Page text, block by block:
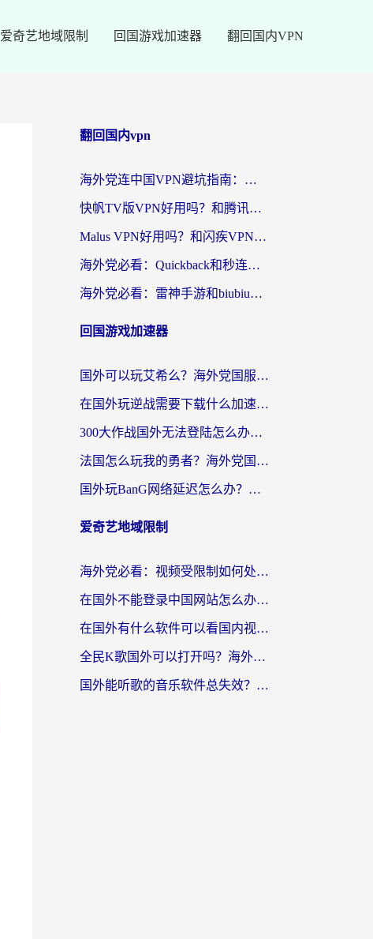
爱奇艺地域限制 回国游戏加速器 翻回国内VPN
翻回国内vpn
海外党连中国VPN避坑指南：如何选到真正能无缝刷国内资源的加速器？
快帆TV版VPN好用吗？和腾讯VPN对比哪个回国效果更好？海外党必看的真实体验指南
Malus VPN好用吗？和闪疾VPN对比哪个回国效果更好？海外华人的实用避坑指南
海外党必看：Quickback和秒连好用吗？3步选对回国加速器，无缝刷国内资源
海外党必看：雷神手游和biubiu好用吗？3招选对回国加速器无缝刷国内资源
回国游戏加速器
国外可以玩艾希么？海外党国服游戏畅玩终极指南（附加速器选择秘籍）
在国外玩逆战需要下载什么加速器呢？海外党亲测有效的国服游戏加速指南
300大作战国外无法登陆怎么办？海外玩家亲测有效的解决指南
法国怎么玩我的勇者？海外党国服游戏不卡攻略，附3款热门游戏加速实测
国外玩BanG网络延迟怎么办？海外玩家亲测有效的国服游戏加速指南
爱奇艺地域限制
海外党必看：视频受限制如何处理？3步解决国内剧番“看不了”难题
在国外不能登录中国网站怎么办？3步选对回国加速器，无缝刷剧、办业务
在国外有什么软件可以看国内视频？留学生亲测的追剧救星来了
全民K歌国外可以打开吗？海外党听歌听书无限制的实用指南
国外能听歌的音乐软件总失效？这篇教你怎么在海外流畅听网易云